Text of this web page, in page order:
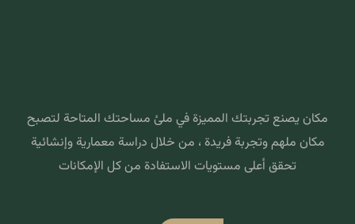
مكان يصنع تجربتك المميزة في ملئ مساحتك المتاحة لتصبح
مكان ملهم وتجربة فريدة ، من خلال دراسة معمارية وإنشائية
تحقق أعلى مستويات الاستفادة من كل الإمكانات